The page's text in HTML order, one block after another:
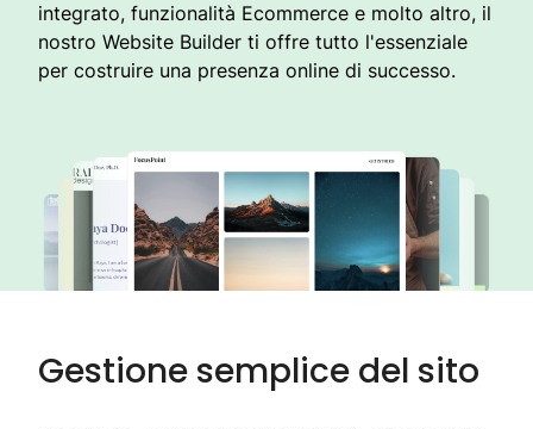
integrato, funzionalità Ecommerce e molto altro, il
nostro Website Builder ti offre tutto l'essenziale
per costruire una presenza online di successo.
Gestione semplice del sito